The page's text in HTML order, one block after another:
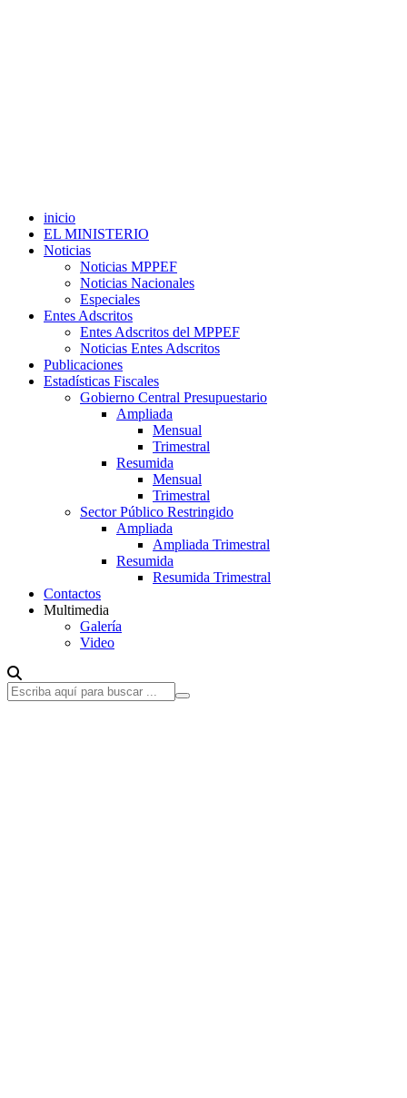
inicio
EL MINISTERIO
Noticias
Noticias MPPEF
Noticias Nacionales
Especiales
Entes Adscritos
Entes Adscritos del MPPEF
Noticias Entes Adscritos
Publicaciones
Estadísticas Fiscales
Gobierno Central Presupuestario
Ampliada
Mensual
Trimestral
Resumida
Mensual
Trimestral
Sector Público Restringido
Ampliada
Ampliada Trimestral
Resumida
Resumida Trimestral
Contactos
Multimedia
Galería
Video